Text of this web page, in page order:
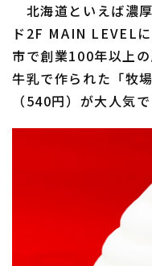
北海道といえば濃
ド2F MAIN LEVEL
市で創業100年以上
牛乳で作られた「牧
（540円）が大人気で